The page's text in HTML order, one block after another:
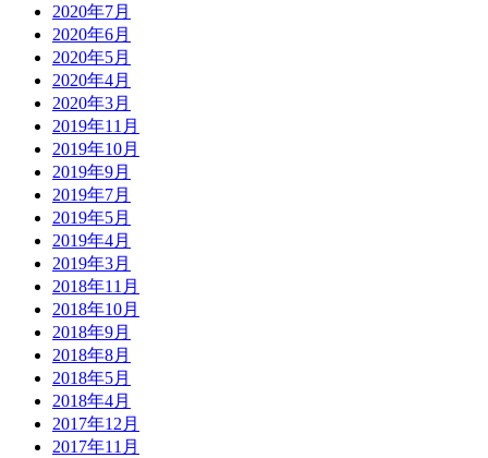
2020年7月
2020年6月
2020年5月
2020年4月
2020年3月
2019年11月
2019年10月
2019年9月
2019年7月
2019年5月
2019年4月
2019年3月
2018年11月
2018年10月
2018年9月
2018年8月
2018年5月
2018年4月
2017年12月
2017年11月